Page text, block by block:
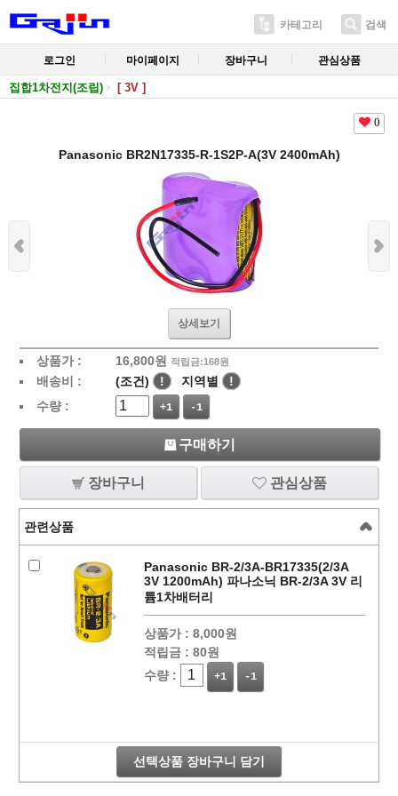
카테고리 검색
로그인 마이페이지 장바구니 관심상품
집합1차전지(조립) [ 3V ]
0
Panasonic BR2N17335-R-1S2P-A(3V 2400mAh)
상세보기
상품가 : 16,800원 적립금:168원
배송비 : (조건) ! 지역별
!
수량 :
+1 -1
구매하기
장바구니 관심상품
관련상품
Panasonic BR-2/3A-BR17335(2/3A
3V 1200mAh) 파나소닉 BR-2/3A 3V 리
튬1차배터리
상품가 : 8,000원
적립금 : 80원
수량 :
+1 -1
선택상품 장바구니 담기